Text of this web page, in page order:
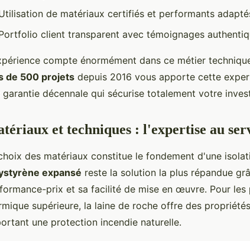
de matériaux certifiés et performants
client transparent avec témoignages
compte énormément dans ce métier
de 500 projets depuis 2016 vous apporte cette
garantie décennale qui sécurise totalement votre
et techniques : l'expertise au
des matériaux constitue le fondement d'une
expansé reste la solution la plus répandue
prix et sa facilité de mise en œuvre. Pour les
supérieure, la laine de roche offre des
une protection incendie naturelle.